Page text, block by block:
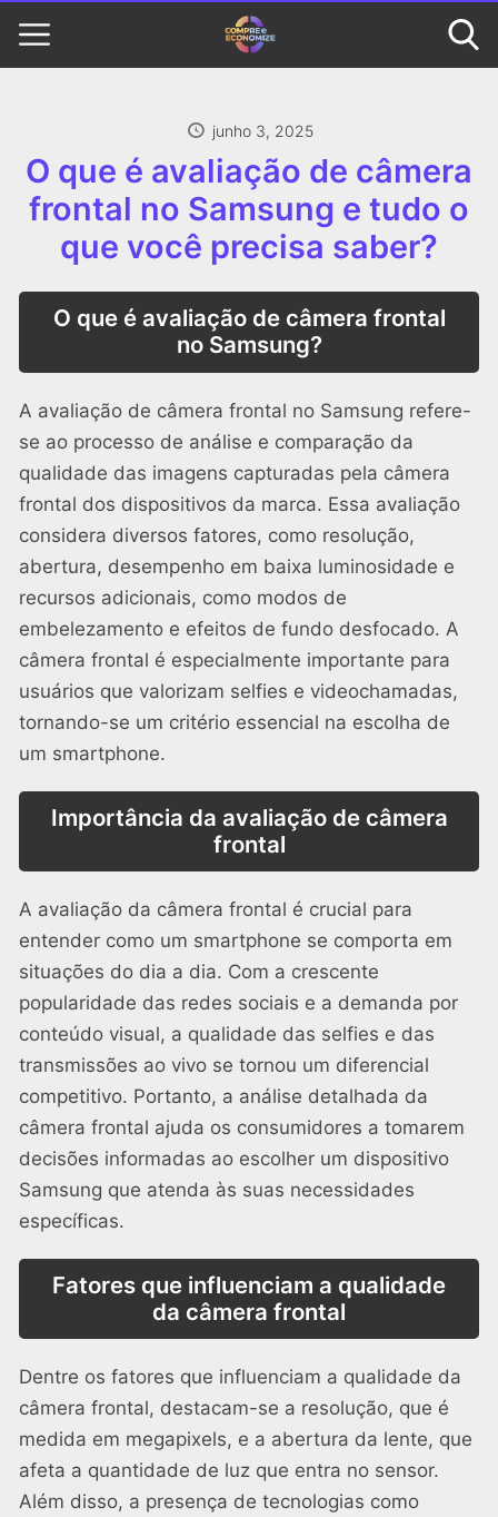
junho 3, 2025
O que é avaliação de câmera
frontal no Samsung e tudo o
que você precisa saber?
O que é avaliação de câmera frontal
no Samsung?
A avaliação de câmera frontal no Samsung refere-
se ao processo de análise e comparação da
qualidade das imagens capturadas pela câmera
frontal dos dispositivos da marca. Essa avaliação
considera diversos fatores, como resolução,
abertura, desempenho em baixa luminosidade e
recursos adicionais, como modos de
embelezamento e efeitos de fundo desfocado. A
câmera frontal é especialmente importante para
usuários que valorizam selfies e videochamadas,
tornando-se um critério essencial na escolha de
um smartphone.
Importância da avaliação de câmera
frontal
A avaliação da câmera frontal é crucial para
entender como um smartphone se comporta em
situações do dia a dia. Com a crescente
popularidade das redes sociais e a demanda por
conteúdo visual, a qualidade das selfies e das
transmissões ao vivo se tornou um diferencial
competitivo. Portanto, a análise detalhada da
câmera frontal ajuda os consumidores a tomarem
decisões informadas ao escolher um dispositivo
Samsung que atenda às suas necessidades
específicas.
Fatores que influenciam a qualidade
da câmera frontal
Dentre os fatores que influenciam a qualidade da
câmera frontal, destacam-se a resolução, que é
medida em megapixels, e a abertura da lente, que
afeta a quantidade de luz que entra no sensor.
Além disso, a presença de tecnologias como